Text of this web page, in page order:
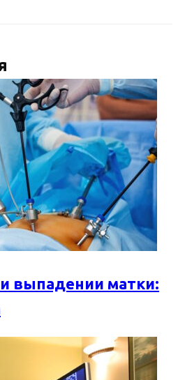
выпадении матки: